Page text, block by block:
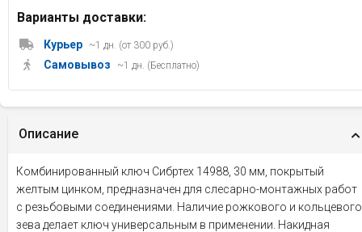
Варианты доставки:
Курьер ~1 дн. (от 300 руб.)
Самовывоз ~1 дн. (Бесплатно)
Описание
Комбинированный ключ Сибртех 14988, 30 мм, покрытый
желтым цинком, предназначен для слесарно-монтажных работ
с резьбовыми соединениями. Наличие рожкового и кольцевого
зева делает ключ универсальным в применении. Накидная